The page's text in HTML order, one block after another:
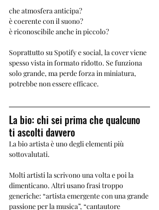
che atmosfera anticipa?
è coerente con il suono?
è riconoscibile anche in piccolo?
Soprattutto su Spotify e social, la cover viene
spesso vista in formato ridotto. Se funziona
solo grande, ma perde forza in miniatura,
potrebbe non essere efficace.
La bio: chi sei prima che qualcuno
ti ascolti davvero
La bio artista è uno degli elementi più
sottovalutati.
Molti artisti la scrivono una volta e poi la
dimenticano. Altri usano frasi troppo
generiche: “artista emergente con una grande
passione per la musica”, “cantautore